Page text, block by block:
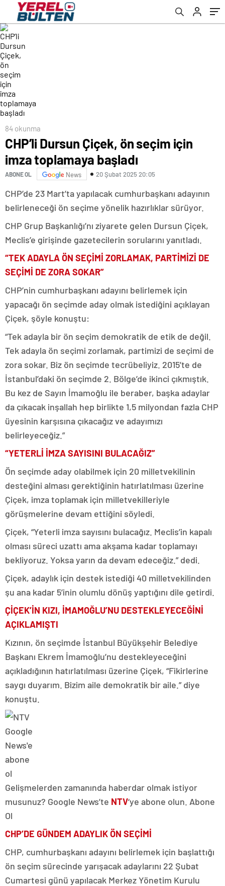
84 okunma
CHP’li Dursun Çiçek, ön seçim için
imza toplamaya başladı
ABONE OL News 20 Şubat 2025 20:05
CHP’de 23 Mart’ta yapılacak cumhurbaşkanı adayının
belirleneceği ön seçime yönelik hazırlıklar sürüyor.
CHP Grup Başkanlığı’nı ziyarete gelen Dursun Çiçek,
Meclis’e girişinde gazetecilerin sorularını yanıtladı.
“TEK ADAYLA ÖN SEÇİMİ ZORLAMAK, PARTİMİZİ DE
SEÇİMİ DE ZORA SOKAR”
CHP’nin cumhurbaşkanı adayını belirlemek için
yapacağı ön seçimde aday olmak istediğini açıklayan
Çiçek, şöyle konuştu:
“Tek adayla bir ön seçim demokratik de etik de değil.
Tek adayla ön seçimi zorlamak, partimizi de seçimi de
zora sokar. Biz ön seçimde tecrübeliyiz. 2015’te de
İstanbul’daki ön seçimde 2. Bölge’de ikinci çıkmıştık.
Bu kez de Sayın İmamoğlu ile beraber, başka adaylar
da çıkacak inşallah hep birlikte 1,5 milyondan fazla CHP
üyesinin karşısına çıkacağız ve adayımızı
belirleyeceğiz.”
“YETERLİ İMZA SAYISINI BULACAĞIZ”
Ön seçimde aday olabilmek için 20 milletvekilinin
desteğini alması gerektiğinin hatırlatılması üzerine
Çiçek, imza toplamak için milletvekilleriyle
görüşmelerine devam ettiğini söyledi.
Çiçek, “Yeterli imza sayısını bulacağız. Meclis’in kapalı
olması süreci uzattı ama akşama kadar toplamayı
bekliyoruz. Yoksa yarın da devam edeceğiz.” dedi.
Çiçek, adaylık için destek istediği 40 milletvekilinden
şu ana kadar 5’inin olumlu dönüş yaptığını dile getirdi.
ÇİÇEK’İN KIZI, İMAMOĞLU’NU DESTEKLEYECEĞİNİ
AÇIKLAMIŞTI
Kızının, ön seçimde İstanbul Büyükşehir Belediye
Başkanı Ekrem İmamoğlu’nu destekleyeceğini
açıkladığının hatırlatılması üzerine Çiçek, “Fikirlerine
saygı duyarım. Bizim aile demokratik bir aile.” diye
konuştu.
Gelişmelerden zamanında haberdar olmak istiyor
musunuz? Google News’te NTV‘ye abone olun. Abone
Ol
CHP’DE GÜNDEM ADAYLIK ÖN SEÇİMİ
CHP, cumhurbaşkanı adayını belirlemek için başlattığı
ön seçim sürecinde yarışacak adaylarını 22 Şubat
Cumartesi günü yapılacak Merkez Yönetim Kurulu